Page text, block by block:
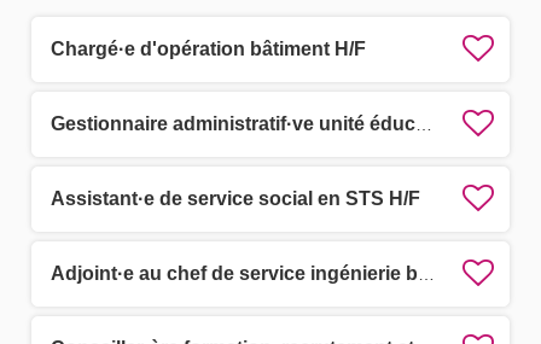
Chargé·e d'opération bâtiment H/F
Assistant·e de service social en STS H/F